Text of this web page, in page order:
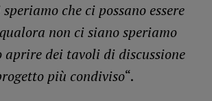
che ci possano essere
non ci siano speriamo
aprire dei tavoli di discussione
più condiviso“.